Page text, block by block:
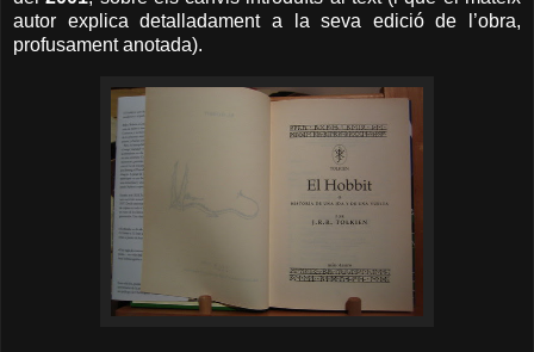
autor explica detalladament a la seva edició de l’obra,
profusament anotada).